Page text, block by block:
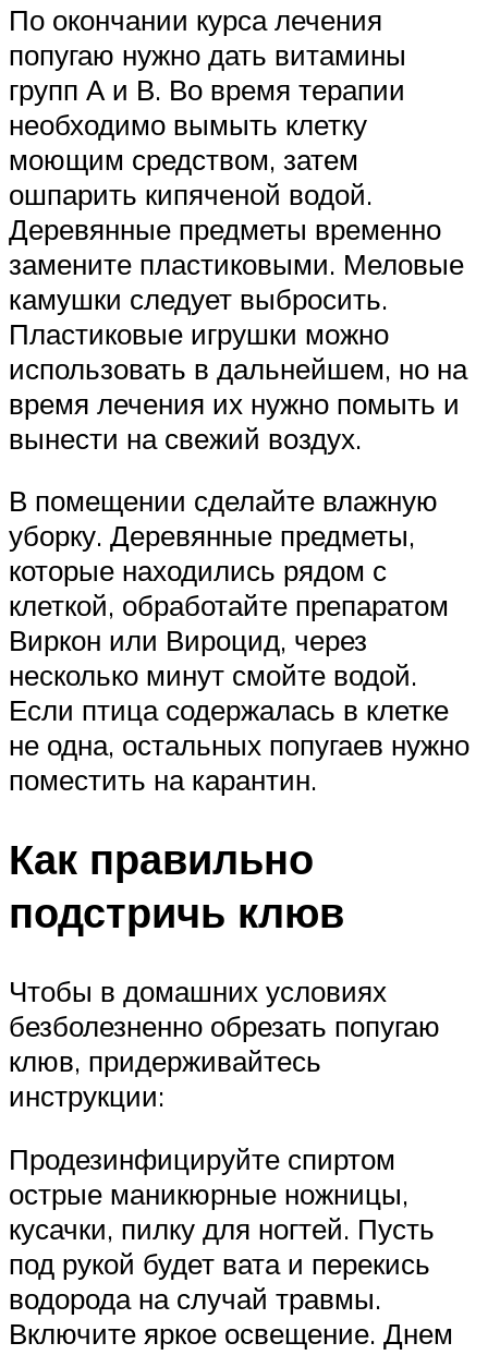
По окончании курса лечения
попугаю нужно дать витамины
групп А и В. Во время терапии
необходимо вымыть клетку
моющим средством, затем
ошпарить кипяченой водой.
Деревянные предметы временно
замените пластиковыми. Меловые
камушки следует выбросить.
Пластиковые игрушки можно
использовать в дальнейшем, но на
время лечения их нужно помыть и
вынести на свежий воздух.
В помещении сделайте влажную
уборку. Деревянные предметы,
которые находились рядом с
клеткой, обработайте препаратом
Виркон или Вироцид, через
несколько минут смойте водой.
Если птица содержалась в клетке
не одна, остальных попугаев нужно
поместить на карантин.
Как правильно
подстричь клюв
Чтобы в домашних условиях
безболезненно обрезать попугаю
клюв, придерживайтесь
инструкции:
Продезинфицируйте спиртом
острые маникюрные ножницы,
кусачки, пилку для ногтей. Пусть
под рукой будет вата и перекись
водорода на случай травмы.
Включите яркое освещение. Днем